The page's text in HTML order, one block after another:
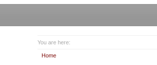
You are here:
Home